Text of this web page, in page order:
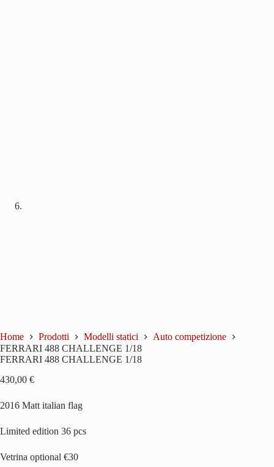
Home Prodotti Modelli statici
Auto competizione
FERRARI 488 CHALLENGE 1/18
FERRARI 488 CHALLENGE 1/18
430,00 €
2016 Matt italian flag
Limited edition 36 pcs
Vetrina optional €30